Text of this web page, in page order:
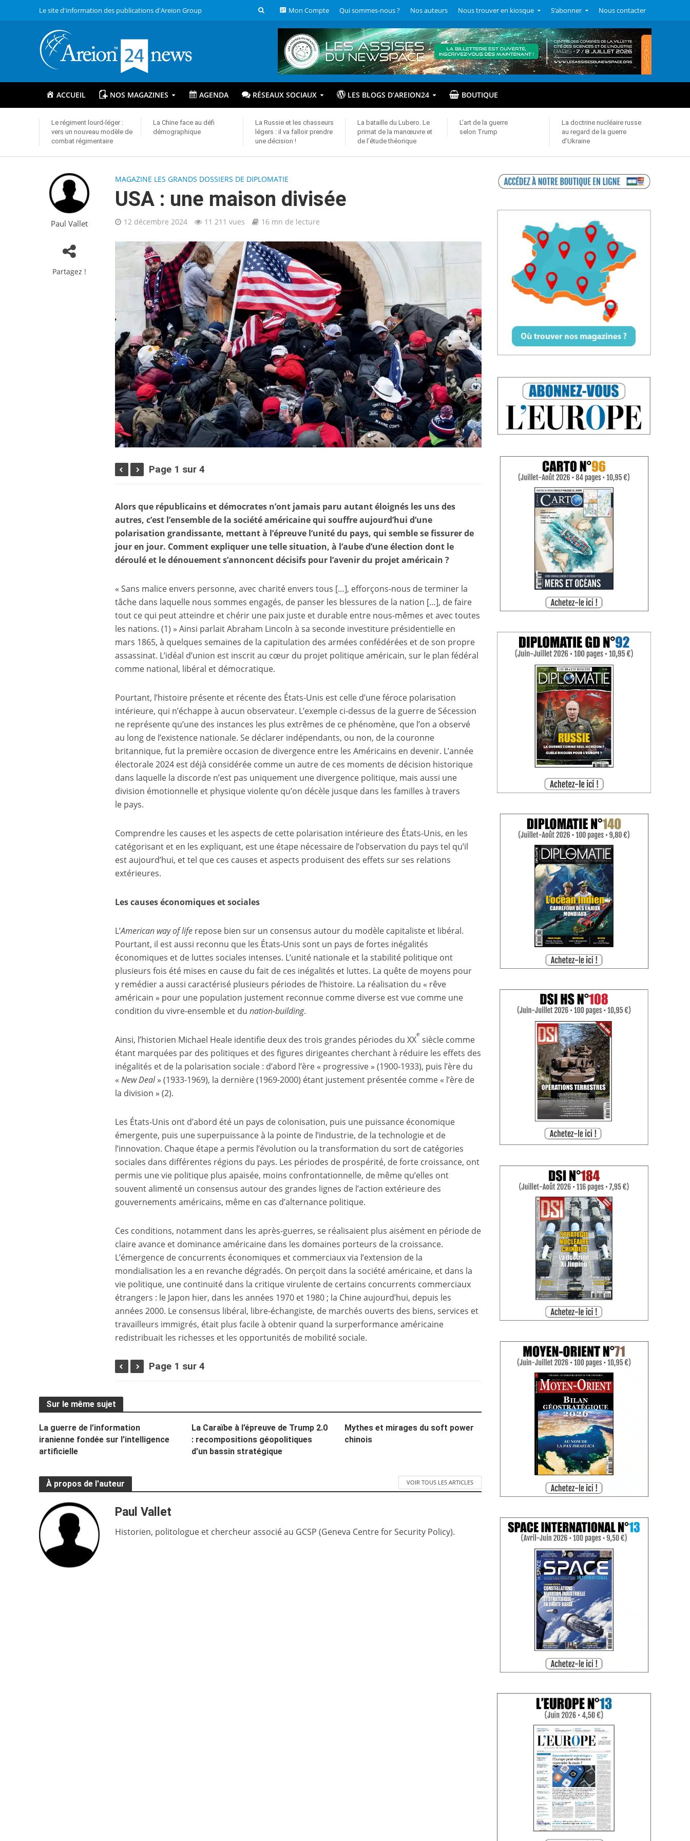
Le site d'information des publications d'Areion Group Mon Compte Qui sommes-nous ? Nos auteurs Nous trouver en kiosque S’abonner Nous contacter
ACCUEIL NOS MAGAZINES AGENDA RÉSEAUX SOCIAUX LES BLOGS D’AREION24 BOUTIQUE
Le régiment lourd-léger :
vers un nouveau modèle de
combat régimentaire
La Chine face au défi
démographique
La Russie et les chasseurs
légers : il va falloir prendre
une décision !
La bataille du Lubero. Le
primat de la manœuvre et
de l’étude théorique
L’art de la guerre
selon Trump
La doctrine nucléaire russe
au regard de la guerre
d’Ukraine
Paul Vallet
Partagez !
MAGAZINE LES GRANDS DOSSIERS DE DIPLOMATIE
USA : une maison divisée
12 décembre 2024 11 211 vues 16 mn de lecture
Page 1 sur 4
Alors que républicains et démocrates n’ont jamais paru autant éloignés les uns des
autres, c’est l’ensemble de la société américaine qui souffre aujourd’hui d’une
polarisation grandissante, mettant à l’épreuve l’unité du pays, qui semble se fissurer de
jour en jour. Comment expliquer une telle situation, à l’aube d’une élection dont le
déroulé et le dénouement s’annoncent décisifs pour l’avenir du projet américain ?
« Sans malice envers personne, avec charité envers tous […], efforçons-nous de terminer la
tâche dans laquelle nous sommes engagés, de panser les blessures de la nation […], de faire
tout ce qui peut atteindre et chérir une paix juste et durable entre nous-mêmes et avec toutes
les nations.(1) » Ainsi parlait Abraham Lincoln à sa seconde investiture présidentielle en
mars 1865, à quelques semaines de la capitulation des armées confédérées et de son propre
assassinat. L’idéal d’union est inscrit au cœur du projet politique américain, sur le plan fédéral
comme national, libéral et démocratique.
Pourtant, l’histoire présente et récente des États-Unis est celle d’une féroce polarisation
intérieure, qui n’échappe à aucun observateur. L’exemple ci-dessus de la guerre de Sécession
ne représente qu’une des instances les plus extrêmes de ce phénomène, que l’on a observé
au long de l’existence nationale. Se déclarer indépendants, ou non, de la couronne
britannique, fut la première occasion de divergence entre les Américains en devenir. L’année
électorale 2024 est déjà considérée comme un autre de ces moments de décision historique
dans laquelle la discorde n’est pas uniquement une divergence politique, mais aussi une
division émotionnelle et physique violente qu’on décèle jusque dans les familles à travers
le pays.
Comprendre les causes et les aspects de cette polarisation intérieure des États-Unis, en les
catégorisant et en les expliquant, est une étape nécessaire de l’observation du pays tel qu’il
est aujourd’hui, et tel que ces causes et aspects produisent des effets sur ses relations
extérieures.
Les causes économiques et sociales
L’American way of life repose bien sur un consensus autour du modèle capitaliste et libéral.
Pourtant, il est aussi reconnu que les États-Unis sont un pays de fortes inégalités
économiques et de luttes sociales intenses. L’unité nationale et la stabilité politique ont
plusieurs fois été mises en cause du fait de ces inégalités et luttes. La quête de moyens pour
y remédier a aussi caractérisé plusieurs périodes de l’histoire. La réalisation du « rêve
américain » pour une population justement reconnue comme diverse est vue comme une
condition du vivre-ensemble et dunation-building.
Ainsi, l’historien Michael Heale identifie deux des trois grandes périodes du XX
e
siècle comme
étant marquées par des politiques et des figures dirigeantes cherchant à réduire les effets des
inégalités et de la polarisation sociale : d’abord l’ère « progressive » (1900-1933), puis l’ère du
«New Deal» (1933-1969), la dernière (1969-2000) étant justement présentée comme « l’ère de
la division »(2).
Les États-Unis ont d’abord été un pays de colonisation, puis une puissance économique
émergente, puis une superpuissance à la pointe de l’industrie, de la technologie et de
l’innovation. Chaque étape a permis l’évolution ou la transformation du sort de catégories
sociales dans différentes régions du pays. Les périodes de prospérité, de forte croissance, ont
permis une vie politique plus apaisée, moins confrontationnelle, de même qu’elles ont
souvent alimenté un consensus autour des grandes lignes de l’action extérieure des
gouvernements américains, même en cas d’alternance politique.
Ces conditions, notamment dans les après-guerres, se réalisaient plus aisément en période de
claire avance et dominance américaine dans les domaines porteurs de la croissance.
L’émergence de concurrents économiques et commerciaux via l’extension de la
mondialisation les a en revanche dégradés. On perçoit dans la société américaine, et dans la
vie politique, une continuité dans la critique virulente de certains concurrents commerciaux
étrangers : le Japon hier, dans les années 1970 et 1980 ; la Chine aujourd’hui, depuis les
années 2000. Le consensus libéral, libre-échangiste, de marchés ouverts des biens, services et
travailleurs immigrés, était plus facile à obtenir quand la surperformance américaine
redistribuait les richesses et les opportunités de mobilité sociale.
Page 1 sur 4
Sur le même sujet
La guerre de l’information
iranienne fondée sur l’intelligence
artificielle
La Caraïbe à l’épreuve de Trump 2.0
: recompositions géopolitiques
d’un bassin stratégique
Mythes et mirages du soft power
chinois
À propos de l'auteur VOIR TOUS LES ARTICLES
Paul Vallet
Historien, politologue et chercheur associé au GCSP (Geneva Centre for Security Policy).